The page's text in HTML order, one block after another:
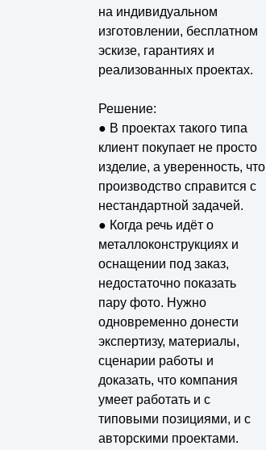
на индивидуальном
изготовлении, бесплатном
эскизе, гарантиях и
реализованных проектах.
Решение:
● В проектах такого типа
клиент покупает не просто
изделие, а уверенность, что
производство справится с
нестандартной задачей.
● Когда речь идёт о
металлоконструкциях и
оснащении под заказ,
недостаточно показать
пару фото. Нужно
одновременно донести
экспертизу, материалы,
сценарии работы и
доказать, что компания
умеет работать и с
типовыми позициями, и с
авторскими проектами.